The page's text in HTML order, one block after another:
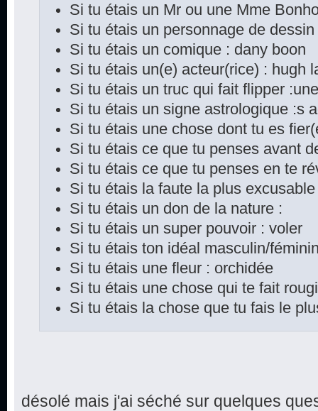
Si tu étais un Mr ou une Mme
Si tu étais un personnage de
Si tu étais un comique : dany boon
Si tu étais un(e) acteur(rice) : hugh
Si tu étais un truc qui fait flipper
Si tu étais un signe astrologique :s
Si tu étais une chose dont tu es
Si tu étais ce que tu penses avant
Si tu étais ce que tu penses en te
Si tu étais la faute la plus
Si tu étais un don de la nature :
Si tu étais un super pouvoir : voler
Si tu étais ton idéal masculin/
Si tu étais une fleur : orchidée
Si tu étais une chose qui te fait
Si tu étais la chose que tu fais le
désolé mais j'ai séché sur quelques